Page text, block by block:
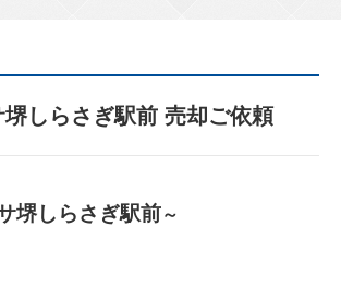
堺しらさぎ駅前 売却ご依頼
堺しらさぎ駅前～